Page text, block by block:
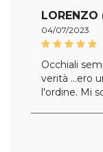
LORENZO
04/07/2023
Occhiali
verità ...ero
l'ordine. Mi